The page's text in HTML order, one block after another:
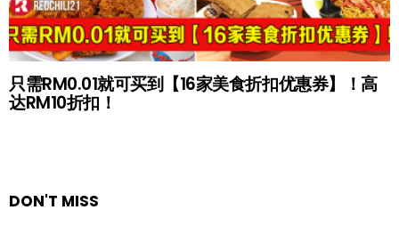
只需RM0.01就可买到【16家美食折扣优惠券】！高
达RM10折扣！
DON'T MISS